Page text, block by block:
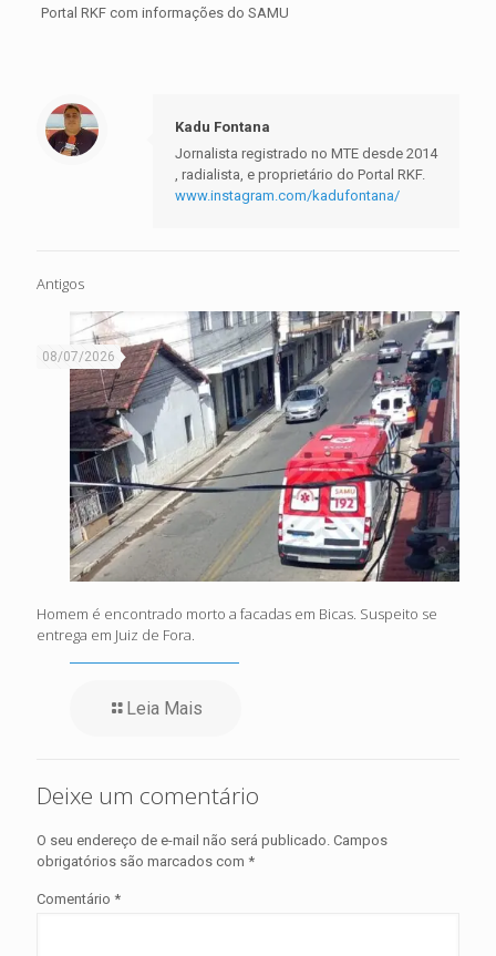
Portal RKF com informações do SAMU
Kadu Fontana
Jornalista registrado no MTE desde 2014
, radialista, e proprietário do Portal RKF.
www.instagram.com/kadufontana/
Antigos
08/07/2026
Homem é encontrado morto a facadas em Bicas. Suspeito se
entrega em Juiz de Fora.
Leia Mais
Deixe um comentário
O seu endereço de e-mail não será publicado. Campos
obrigatórios são marcados com *
Comentário *